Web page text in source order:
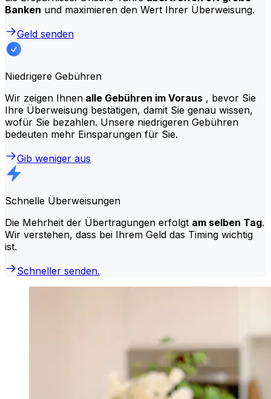
Banken und maximieren den Wert Ihrer Überweisung.
Geld senden
Niedrigere Gebühren
Wir zeigen Ihnen alle Gebühren im Voraus , bevor Sie
Ihre Überweisung bestätigen, damit Sie genau wissen,
wofür Sie bezahlen. Unsere niedrigeren Gebühren
bedeuten mehr Einsparungen für Sie.
Gib weniger aus
Schnelle Überweisungen
Die Mehrheit der Übertragungen erfolgt am selben Tag.
Wir verstehen, dass bei Ihrem Geld das Timing wichtig
ist.
Schneller senden.